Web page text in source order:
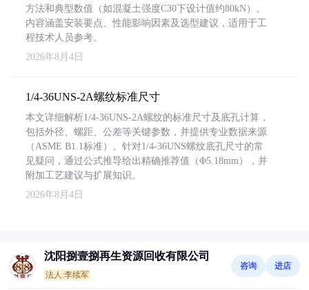
方法和典型数值（如混凝土强度C30下设计值约80kN）。
内容涵盖安装要点、性能影响因素及选型建议，适用于工
程技术人员参考。
2026年8月4日
1/4-36UNS-2A螺纹标准尺寸
本文详细解析1/4-36UNS-2A螺纹的标准尺寸及底孔计算，
包括外径、螺距、公差等关键参数，并提供专业数据来源
（ASME B1.1标准）。针对1/4-36UNS螺纹底孔尺寸的常
见疑问，通过公式推导给出精确推荐值（Φ5.18mm），并
附加工艺建议与扩展知识。
2026年8月4日
沈阳捌壹捌再生资源回收有限公司
法人:李续军
咨询 进店